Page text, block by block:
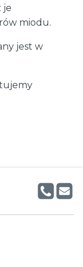
je
miodu.
jest w